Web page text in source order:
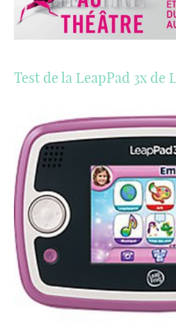
Test de la LeapPad 3x de